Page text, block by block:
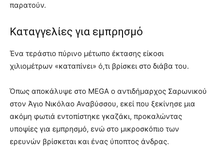
παρατούν.
Καταγγελίες για εμπρησμό
Ένα τεράστιο πύρινο μέτωπο έκτασης είκοσι
χιλιομέτρων «καταπίνει» ό,τι βρίσκει στο διάβα του.
Όπως αποκάλυψε στο MEGA ο αντιδήμαρχος Σαρωνικού
στον Άγιο Νικόλαο Αναβύσσου, εκεί που ξεκίνησε μια
ακόμη φωτιά εντοπίστηκε γκαζάκι, προκαλώντας
υποψίες για εμπρησμό, ενώ στο μικροσκόπιο των
ερευνών βρίσκεται και ένας ύποπτος άνδρας.